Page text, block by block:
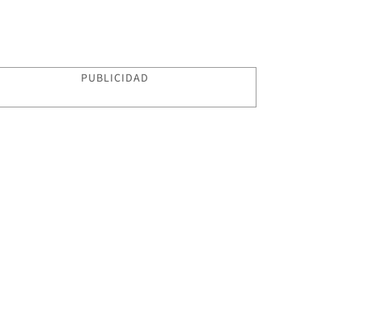
PUBLICIDAD